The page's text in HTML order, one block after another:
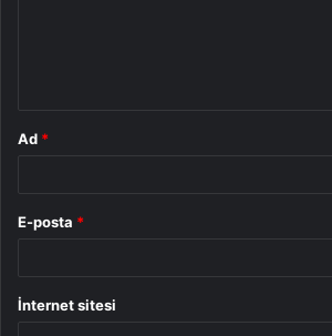
Ad *
E-posta *
İnternet sitesi